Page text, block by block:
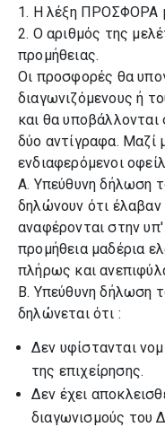
1. Η λέξη ΠΡΟΣΦΟΡΑ
2. Ο αριθμός της
προμήθειας.
Οι προσφορές θα
διαγωνιζόμενους ή
και θα
δύο αντίγραφα. Μαζί
ενδιαφερόμενοι
Α. Υπεύθυνη δήλωση
δηλώνουν ότι
αναφέρονται στην
προμήθεια μαδέρια
πλήρως και
Β. Υπεύθυνη δήλωση
δηλώνεται ότι :
Δεν υφίστανται
της επιχείρησης.
Δεν έχει
διαγωνισμούς του